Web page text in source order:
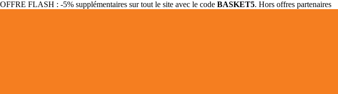
OFFRE FLASH : -5% supplémentaires sur tout le site avec le code BASKET5. Hors offres partenaires